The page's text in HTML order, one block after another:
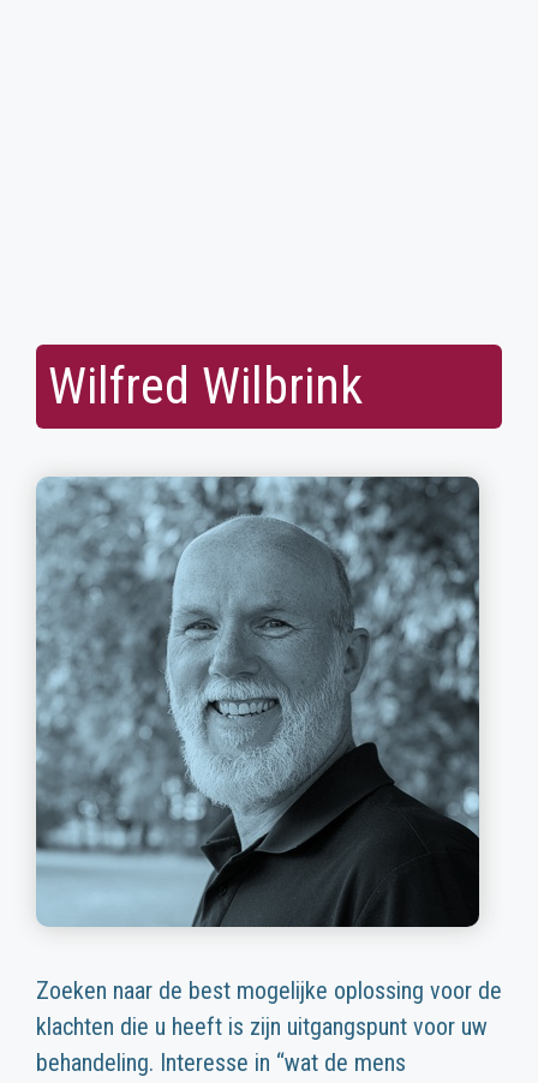
Wilfred Wilbrink
Zoeken naar de best mogelijke oplossing voor de
klachten die u heeft is zijn uitgangspunt voor uw
behandeling. Interesse in “wat de mens